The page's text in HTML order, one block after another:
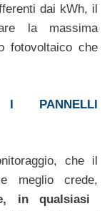
dai kWh, il
la massima
fotovoltaico che
I PANNELLI
che il
meglio crede,
in qualsiasi